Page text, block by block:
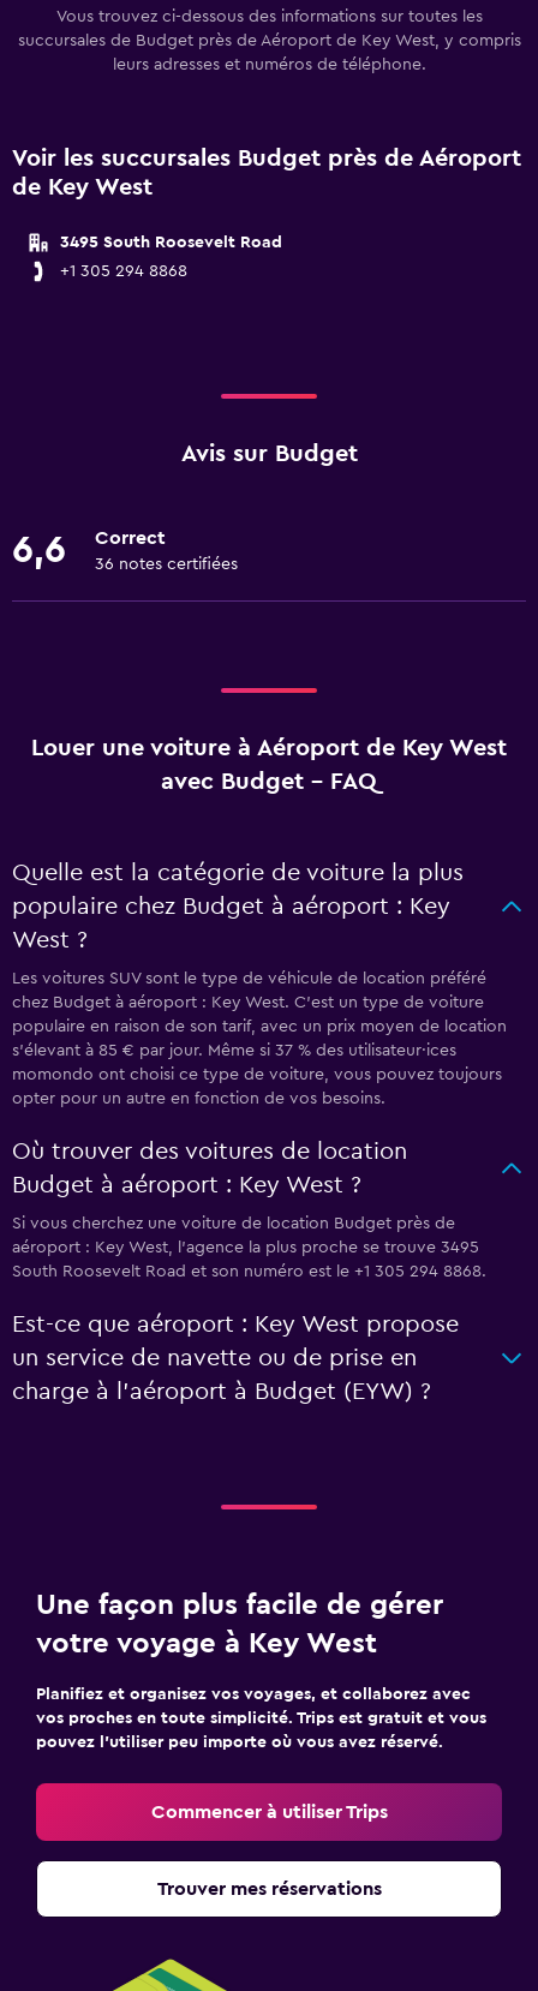
Vous trouvez ci-dessous des informations sur toutes les
succursales de Budget près de Aéroport de Key West, y compris
leurs adresses et numéros de téléphone.
Voir les succursales Budget près de Aéroport
de Key West
3495 South Roosevelt Road
+1 305 294 8868
Avis sur Budget
6,6 Correct
36 notes certifiées
Louer une voiture à Aéroport de Key West
avec Budget - FAQ
Quelle est la catégorie de voiture la plus
populaire chez Budget à aéroport : Key
West ?
Les voitures SUV sont le type de véhicule de location préféré
chez Budget à aéroport : Key West. C'est un type de voiture
populaire en raison de son tarif, avec un prix moyen de location
s'élevant à 85 € par jour. Même si 37 % des utilisateur·ices
momondo ont choisi ce type de voiture, vous pouvez toujours
opter pour un autre en fonction de vos besoins.
Où trouver des voitures de location
Budget à aéroport : Key West ?
Si vous cherchez une voiture de location Budget près de
aéroport : Key West, l’agence la plus proche se trouve 3495
South Roosevelt Road et son numéro est le +1 305 294 8868.
Est-ce que aéroport : Key West propose
un service de navette ou de prise en
charge à l’aéroport à Budget (EYW) ?
Une façon plus facile de gérer
votre voyage à Key West
Planifiez et organisez vos voyages, et collaborez avec
vos proches en toute simplicité. Trips est gratuit et vous
pouvez l’utiliser peu importe où vous avez réservé.
Commencer à utiliser Trips
Trouver mes réservations